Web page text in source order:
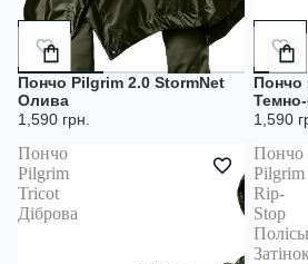
Додати
кошик
Пончо Pilgrim 2.0 StormNet
Олива
1,590 грн.
Додати
кошик
Пончо
1,590
Пончо
Pilgrim
Tricot
Діброва
Пончо
Pilgrim
Rip-
Stop
Затінок